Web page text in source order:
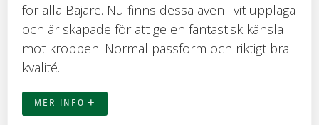
för alla Bajare. Nu finns dessa även i vit upplaga
och är skapade för att ge en fantastisk känsla
mot kroppen. Normal passform och riktigt bra
kvalité.
MER INFO +